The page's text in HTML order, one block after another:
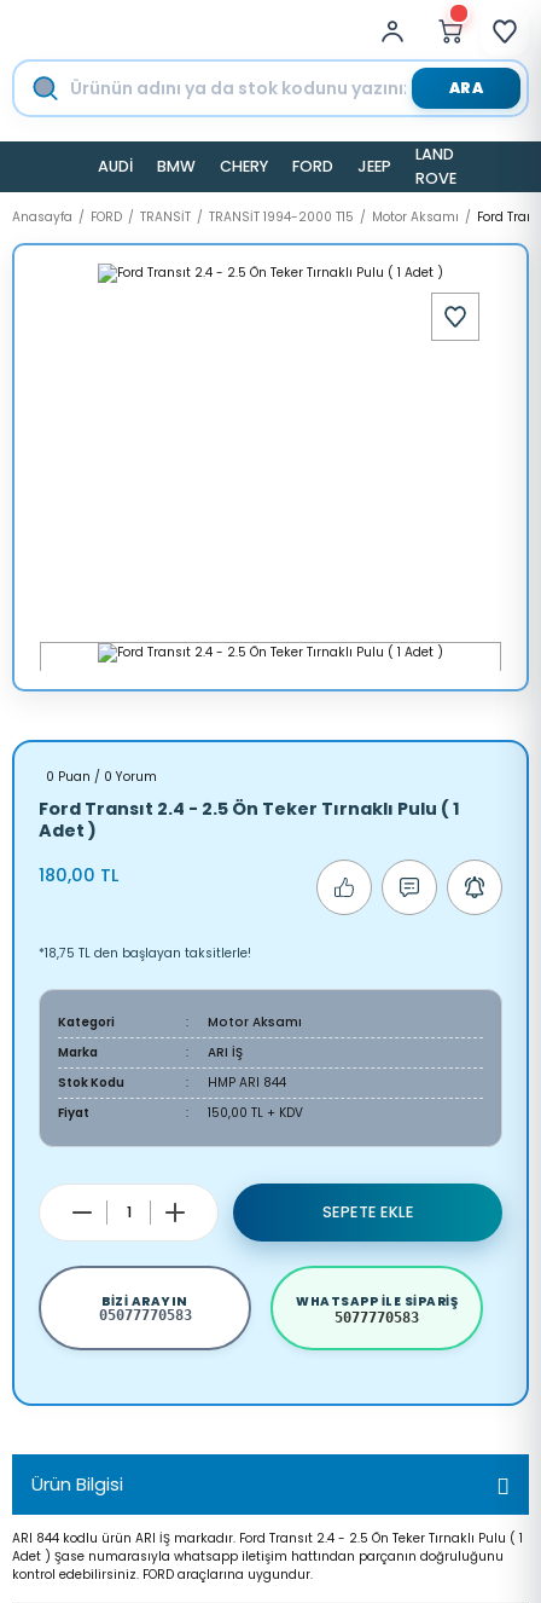
ARA
AUDİ BMW CHERY FORD JEEP
LAND
ROVER
Anasayfa FORD TRANSİT TRANSİT 1994-2000 T15 Motor Aksamı Ford
0 Puan / 0 Yorum
Ford Transıt 2.4 - 2.5 Ön Teker Tırnaklı Pulu ( 1
Adet )
180,00 TL
*18,75 TL den başlayan taksitlerle!
Kategori
Motor Aksamı
Marka
ARI İŞ
Stok Kodu
HMP ARI 844
Fiyat
150,00 TL + KDV
SEPETE EKLE
BIZI ARAYIN
05077770583
WHATSAPP ILE SIPARIŞ
5077770583
Ürün Bilgisi
ARI 844 kodlu ürün ARI İŞ markadır. Ford Transıt 2.4 - 2.5 Ön Teker Tırnaklı Pulu ( 1
Adet ) Şase numarasıyla whatsapp iletişim hattından parçanın doğruluğunu
kontrol edebilirsiniz. FORD araçlarına uygundur.